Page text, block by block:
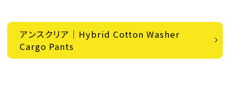
アンスクリア｜Hybrid Cotton Washer
Cargo Pants